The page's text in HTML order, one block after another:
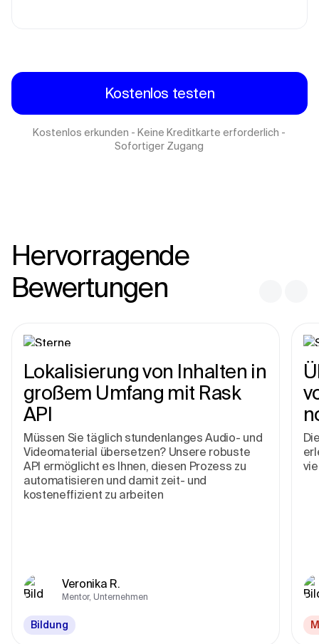
Kostenlos testen
Kostenlos erkunden - Keine Kreditkarte erforderlich -
Sofortiger Zugang
Hervorragende
Bewertungen
Lokalisierung von Inhalten in
großem Umfang mit Rask
API
Müssen Sie täglich stundenlanges Audio- und
Videomaterial übersetzen? Unsere robuste
API ermöglicht es Ihnen, diesen Prozess zu
automatisieren und damit zeit- und
kosteneffizient zu arbeiten
Veronika R.
Mentor, Unternehmen
Bildung